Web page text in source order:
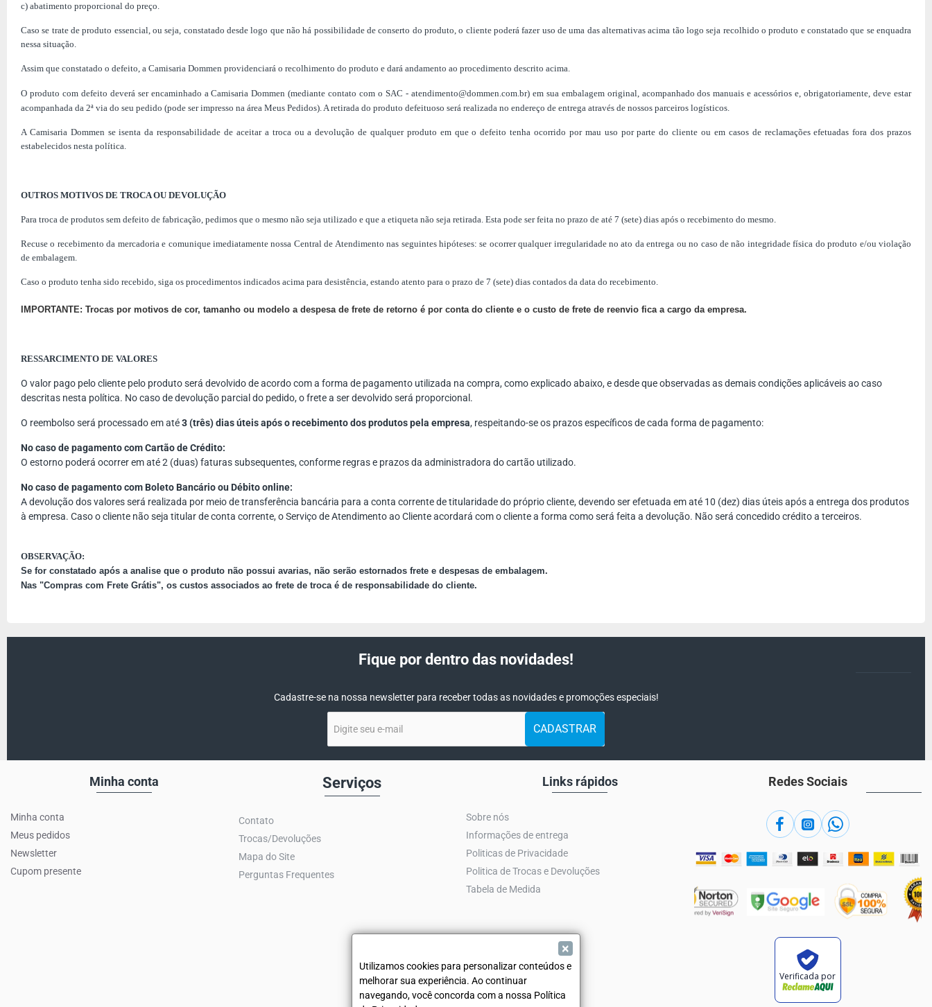
c) abatimento proporcional do preço.
Caso se trate de produto essencial, ou seja, constatado desde logo que não há possibilidade de conserto do produto, o cliente poderá fazer uso de uma das alternativas acima tão logo seja recolhido o produto e constatado que se enquadra
nessa situação.
Assim que constatado o defeito, a Camisaria Dommen providenciará o recolhimento do produto e dará andamento ao procedimento descrito acima.
O produto com defeito deverá ser encaminhado a Camisaria Dommen (mediante contato com o SAC - atendimento@dommen.com.br) em sua embalagem original, acompanhado dos manuais e acessórios e, obrigatoriamente, deve estar
acompanhada da 2ª via do seu pedido (pode ser impresso na área Meus Pedidos). A retirada do produto defeituoso será realizada no endereço de entrega através de nossos parceiros logísticos.
A Camisaria Dommen se isenta da responsabilidade de aceitar a troca ou a devolução de qualquer produto em que o defeito tenha ocorrido por mau uso por parte do cliente ou em casos de reclamações efetuadas fora dos prazos
estabelecidos nesta política.
OUTROS MOTIVOS DE TROCA OU DEVOLUÇÃO
Para troca de produtos sem defeito de fabricação, pedimos que o mesmo não seja utilizado e que a etiqueta não seja retirada. Esta pode ser feita no prazo de até 7 (sete) dias após o recebimento do mesmo.
Recuse o recebimento da mercadoria e comunique imediatamente nossa Central de Atendimento nas seguintes hipóteses: se ocorrer qualquer irregularidade no ato da entrega ou no caso de não integridade física do produto e/ou violação
de embalagem.
Caso o produto tenha sido recebido, siga os procedimentos indicados acima para desistência, estando atento para o prazo de 7 (sete) dias contados da data do recebimento.
IMPORTANTE: Trocas por motivos de cor, tamanho ou modelo a despesa de frete de retorno é por conta do cliente e o custo de frete de reenvio fica a cargo da empresa.
RESSARCIMENTO DE VALORES
O valor pago pelo cliente pelo produto será devolvido de acordo com a forma de pagamento utilizada na compra, como explicado abaixo, e desde que observadas as demais condições aplicáveis ao caso
descritas nesta política. No caso de devolução parcial do pedido, o frete a ser devolvido será proporcional.
O reembolso será processado em até3 (três) dias úteis após o recebimento dos produtos pela empresa, respeitando-se os prazos específicos de cada forma de pagamento:
No caso de pagamento com Cartão de Crédito:
O estorno poderá ocorrer em até 2 (duas) faturas subsequentes, conforme regras e prazos da administradora do cartão utilizado.
No caso de pagamento com Boleto Bancário ou Débito online:
A devolução dos valores será realizada por meio de transferência bancária para a conta corrente de titularidade do próprio cliente, devendo ser efetuada em até 10 (dez) dias úteis após a entrega dos produtos
à empresa. Caso o cliente não seja titular de conta corrente, o Serviço de Atendimento ao Cliente acordará com o cliente a forma como será feita a devolução. Não será concedido crédito a terceiros.
OBSERVAÇÃO:
Se for constatado após a analise que o produto não possui avarias, não serão estornados frete e despesas de embalagem.
Nas "Compras com Frete Grátis", os custos associados ao frete de troca é de responsabilidade do cliente.
×
Utilizamos cookies para personalizar conteúdos e
melhorar sua experiência. Ao continuar
navegando, você concorda com a nossa Política
Fique por dentro das novidades!
Cadastre-se na nossa newsletter para receber todas as novidades e promoções especiais!
seu
e-
mail
CADASTRAR
Minha conta
Minha conta
Meus pedidos
Newsletter
Cupom presente
Serviços
Contato
Trocas/Devoluções
Mapa do Site
Perguntas Frequentes
Links rápidos
Sobre nós
Informações de entrega
Politicas de Privacidade
Politica de Trocas e Devoluções
Tabela de Medida
Redes Sociais
Verificada por